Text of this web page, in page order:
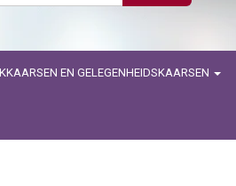
EN GELEGENHEIDSKAARSEN